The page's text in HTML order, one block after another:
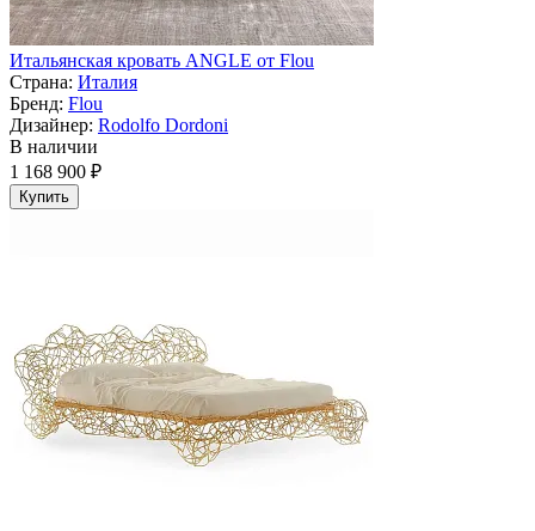
Итальянская кровать ANGLE от Flou
Страна: Италия
Бренд: Flou
Дизайнер: Rodolfo Dordoni
В наличии
1 168 900 ₽
Купить